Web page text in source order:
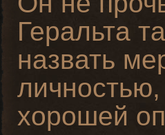
Геральта
назвать
личностью,
хорошей